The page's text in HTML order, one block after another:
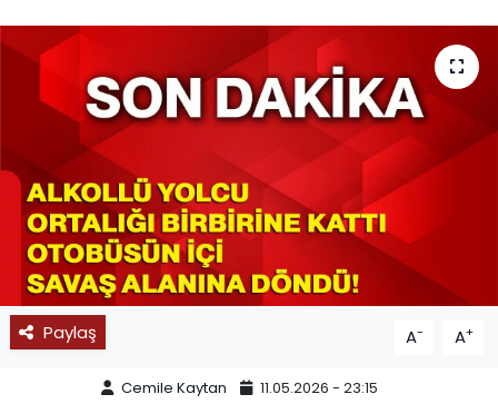
Paylaş A- A+
Cemile Kaytan 11.05.2026 - 23:15
SPOR
11:11 MANŞET